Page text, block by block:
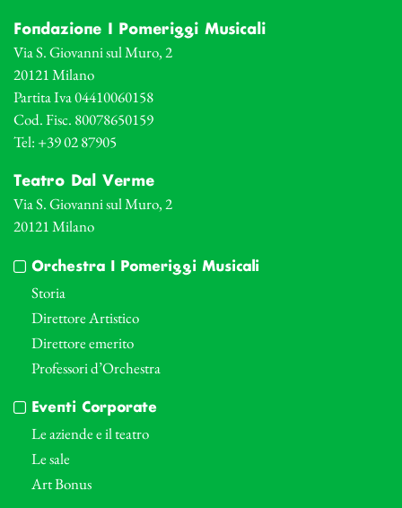
Fondazione I Pomeriggi Musicali
Via S. Giovanni sul Muro, 2
20121 Milano
Partita Iva 04410060158
Cod. Fisc. 80078650159
Tel: +39 02 87905
Teatro Dal Verme
Via S. Giovanni sul Muro, 2
20121 Milano
Orchestra I Pomeriggi Musicali
Storia
Direttore Artistico
Direttore emerito
Professori d’Orchestra
Eventi Corporate
Le aziende e il teatro
Le sale
Art Bonus